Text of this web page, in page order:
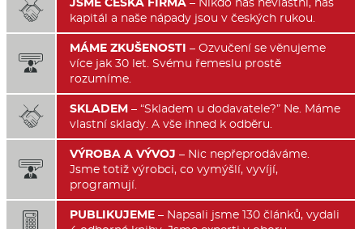

kapitál a naše nápady jsou v českých rukou.

MÁME ZKUŠENOSTI – Ozvučení se věnujeme
více jak 30 let. Svému řemeslu prostě
rozumíme.
 SKLADEM – “Skladem u dodavatele?” Ne. Máme
vlastní sklady. A vše ihned k odběru.

VÝROBA A VÝVOJ – Nic nepřeprodáváme.
Jsme totiž výrobci, co vymýšlí, vyvíjí,
programují.
 PUBLIKUJEME – Napsali jsme 130 článků, vydali